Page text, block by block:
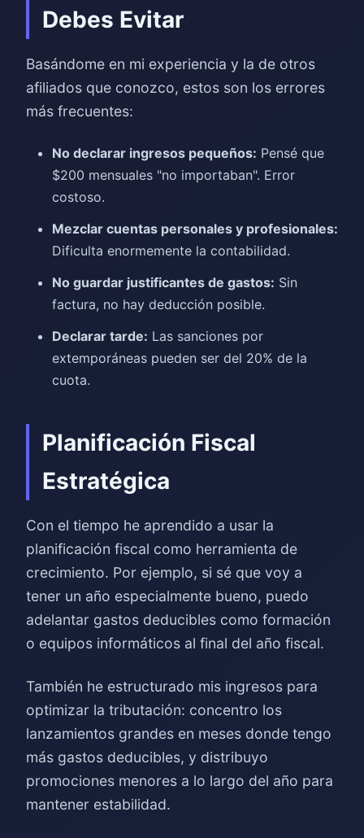
Debes Evitar
Basándome en mi experiencia y la de otros
afiliados que conozco, estos son los errores
más frecuentes:
No declarar ingresos pequeños: Pensé que
$200 mensuales "no importaban". Error
costoso.
Mezclar cuentas personales y profesionales:
Dificulta enormemente la contabilidad.
No guardar justificantes de gastos: Sin
factura, no hay deducción posible.
Declarar tarde: Las sanciones por
extemporáneas pueden ser del 20% de la
cuota.
Planificación Fiscal
Estratégica
Con el tiempo he aprendido a usar la
planificación fiscal como herramienta de
crecimiento. Por ejemplo, si sé que voy a
tener un año especialmente bueno, puedo
adelantar gastos deducibles como formación
o equipos informáticos al final del año fiscal.
También he estructurado mis ingresos para
optimizar la tributación: concentro los
lanzamientos grandes en meses donde tengo
más gastos deducibles, y distribuyo
promociones menores a lo largo del año para
mantener estabilidad.